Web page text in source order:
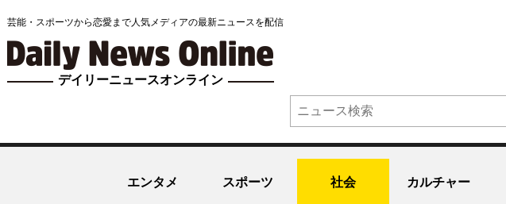
芸能・スポーツから恋愛まで人気メディアの最新ニュースを配信
デイリーニュースオンライン
エンタメ スポーツ 社会 カルチャー